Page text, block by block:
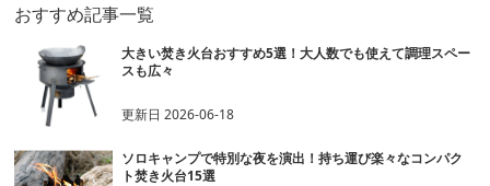
おすすめ記事一覧
大きい焚き火台おすすめ5選！大人数でも使えて調理スペー
スも広々
更新日2026-06-18
ソロキャンプで特別な夜を演出！持ち運び楽々なコンパク
ト焚き火台15選